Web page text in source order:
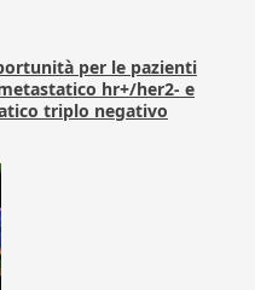
per le pazienti
hr+/her2- e
triplo negativo